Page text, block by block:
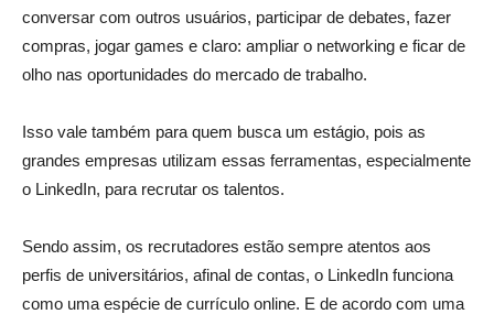
conversar com outros usuários, participar de debates, fazer
compras, jogar games e claro: ampliar o networking e ficar de
olho nas oportunidades do mercado de trabalho.
Isso vale também para quem busca um estágio, pois as
grandes empresas utilizam essas ferramentas, especialmente
o LinkedIn, para recrutar os talentos.
Sendo assim, os recrutadores estão sempre atentos aos
perfis de universitários, afinal de contas, o LinkedIn funciona
como uma espécie de currículo online. E de acordo com uma